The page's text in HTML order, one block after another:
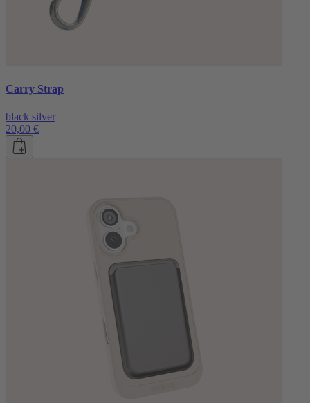
Carry Strap
black silver
20,00 €